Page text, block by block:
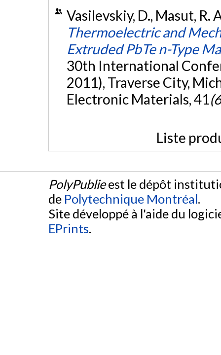
Vasilevskiy, D., Masut, R.
Thermoelectric and
Extruded PbTe n-Type
30th International
2011), Traverse City,
Electronic Materials, 41
Liste
PolyPublieest le dépôt
de Polytechnique Montréal.
Site développé à l'aide du
EPrints.